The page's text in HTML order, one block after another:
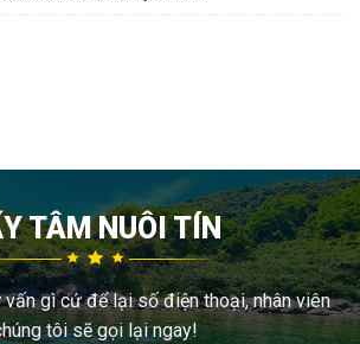
TÂM NUÔI TÍN
vấn gì cứ để lại số điện thoại, nhân viên
tôi sẽ gọi lại ngay!